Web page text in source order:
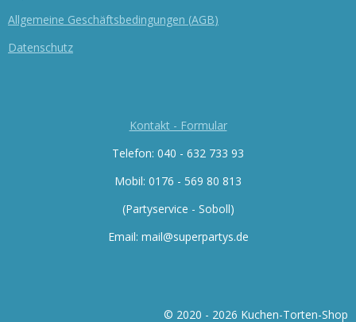
Allgemeine Geschäftsbedingungen (AGB)
Datenschutz
Kontakt - Formular
Telefon: 040 - 632 733 93
Mobil: 0176 - 569 80 813
(Partyservice - Soboll)
Email: mail@superpartys.de
© 2020 - 2026 Kuchen-Torten-Shop